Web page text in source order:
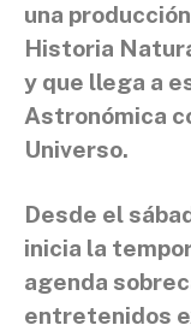
una
Historia
y que llega a
Astronómica
Universo.
Desde el
inicia la
agenda
entretenidos